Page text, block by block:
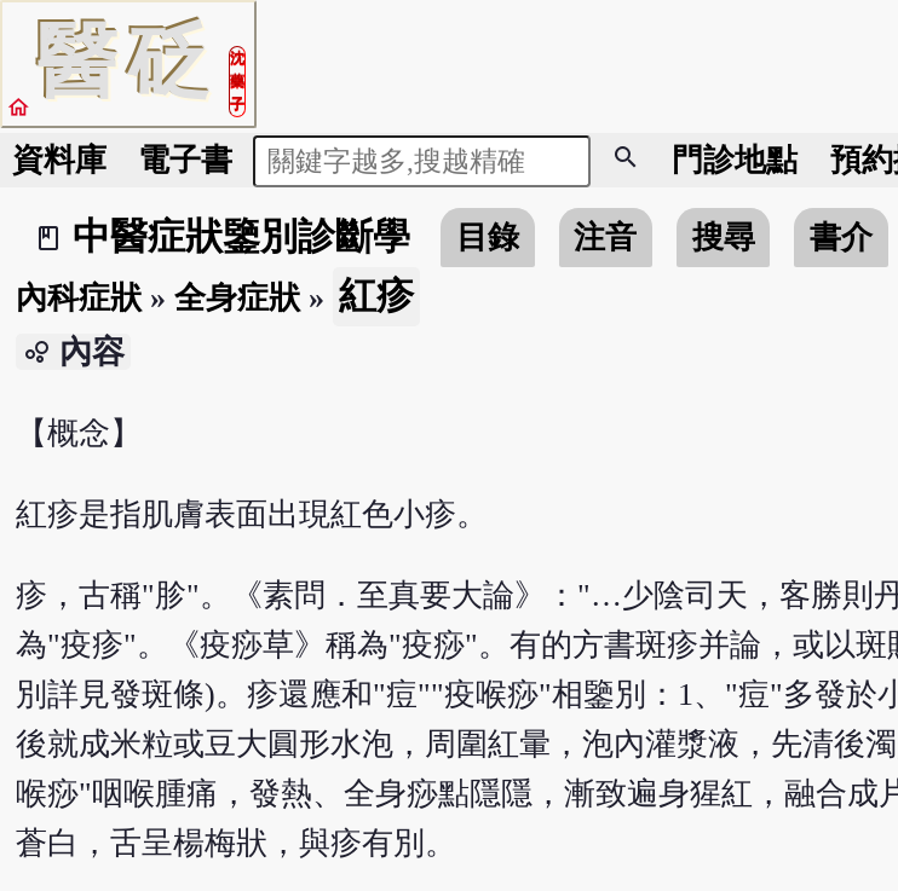
醫砭
沈
藥
子
home
資料庫 電子書 search 門診地點 預
book_2
中醫症狀鑒別診斷學 目錄 注音 搜尋
書介
內科症狀» 全身症狀» 紅疹
bubble_chart 內容
【概念】
紅疹是指肌膚表面出現紅色小疹。
疹，古稱"胗"。《素問．至真要大論》："…少陰司天，客勝則
為"疫疹"。《疫痧草》稱為"疫痧"。有的方書斑疹并論，或以
別詳見發斑條)。疹還應和"痘""疫喉痧"相鑒別：1、"痘"多發於
後就成米粒或豆大圓形水泡，周圍紅暈，泡內灌漿液，先清後
喉痧"咽喉腫痛，發熱、全身痧點隱隱，漸致遍身猩紅，融合成
蒼白，舌呈楊梅狀，與疹有別。